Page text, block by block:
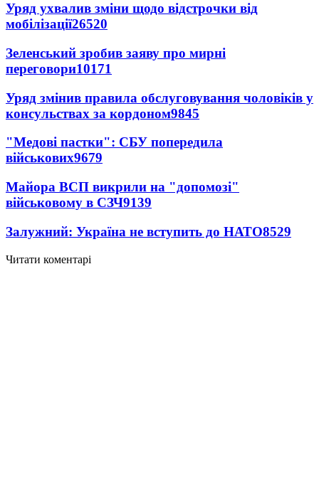
Уряд ухвалив зміни щодо відстрочки від
мобілізації26520
Зеленський зробив заяву про мирні
переговори10171
Уряд змінив правила обслуговування чоловіків у
консульствах за кордоном9845
"Медові пастки": СБУ попередила
військових9679
Майора ВСП викрили на "допомозі"
військовому в СЗЧ9139
Залужний: Україна не вступить до НАТО8529
Читати коментарі